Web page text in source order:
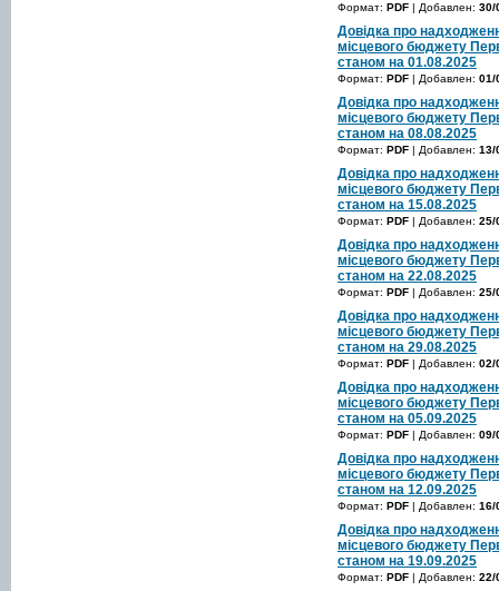
Формат: PDF | Добавлен: 30/
Довідка про
місцевого бюджету
станом на 01.08.2025
Формат: PDF | Добавлен: 01/
Довідка про
місцевого бюджету
станом на 08.08.2025
Формат: PDF | Добавлен: 13/
Довідка про
місцевого бюджету
станом на 15.08.2025
Формат: PDF | Добавлен: 25/
Довідка про
місцевого бюджету
станом на 22.08.2025
Формат: PDF | Добавлен: 25/
Довідка про
місцевого бюджету
станом на 29.08.2025
Формат: PDF | Добавлен: 02/
Довідка про
місцевого бюджету
станом на 05.09.2025
Формат: PDF | Добавлен: 09/
Довідка про
місцевого бюджету
станом на 12.09.2025
Формат: PDF | Добавлен: 16/
Довідка про
місцевого бюджету
станом на 19.09.2025
Формат: PDF | Добавлен: 22/